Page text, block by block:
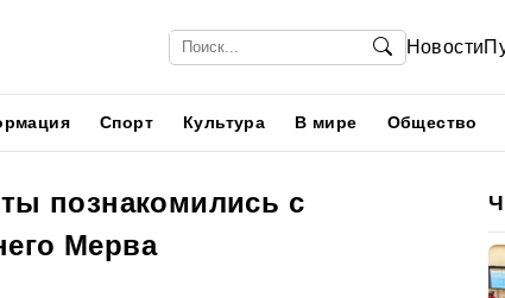
Новости
Спорт Культура В мире Общество
познакомились с
Мерва